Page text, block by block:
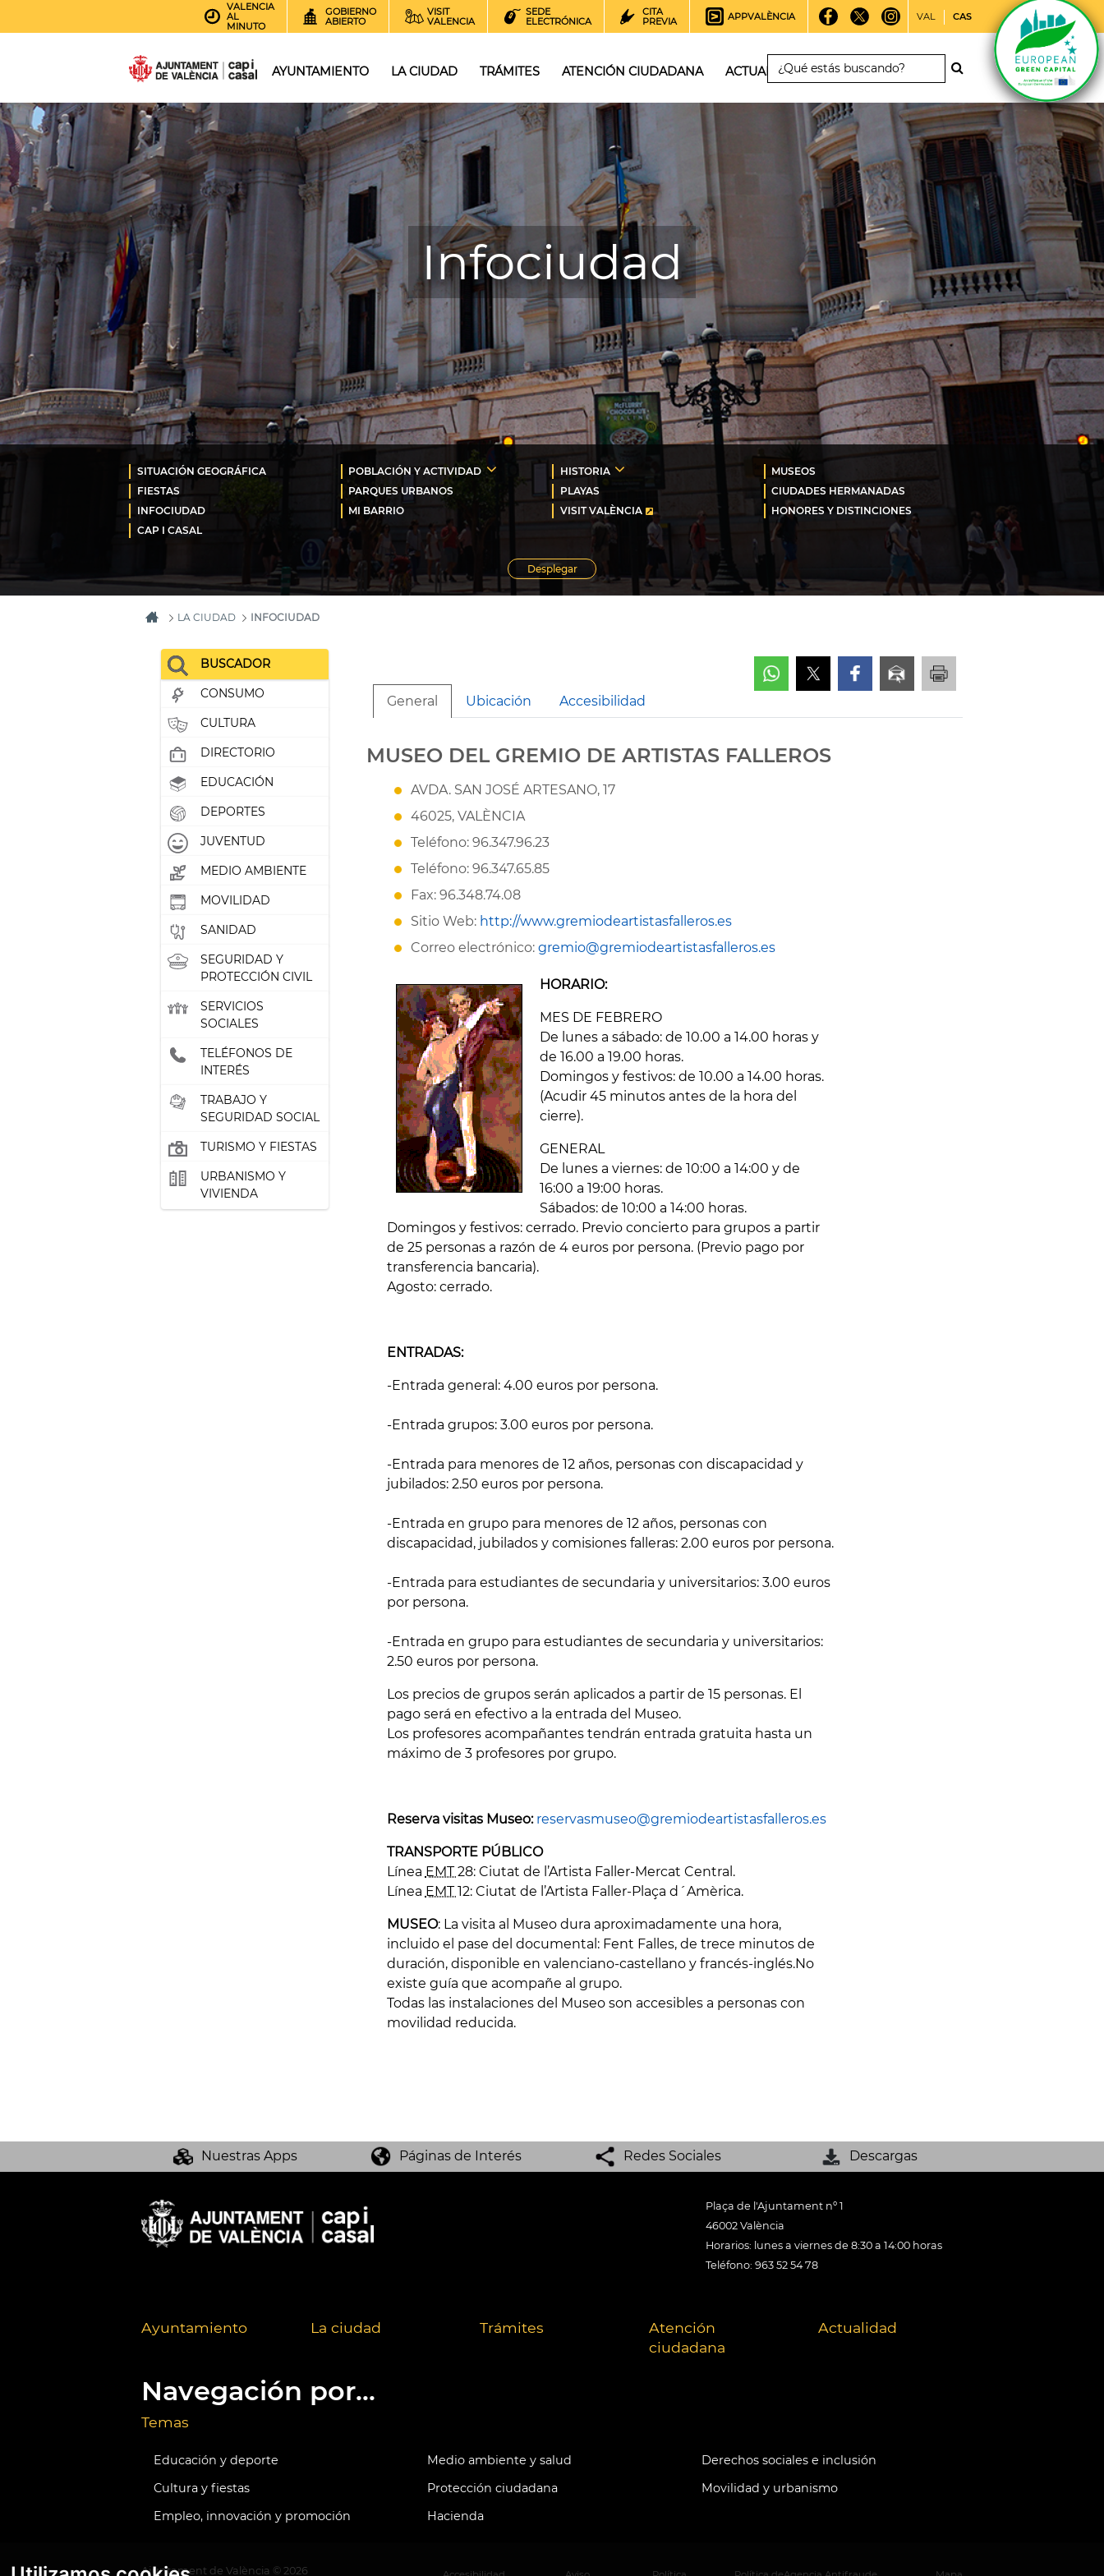
VALENCIA
AL
MINUTO
GOBIERNO
ABIERTO
VISIT
VALENCIA
SEDE
ELECTRÓNICA
CITA
PREVIA
APPVALÈNCIA VAL CAS
AYUNTAMIENTO LA CIUDAD TRÁMITES ATENCIÓN CIUDADANA ACTUALIDAD
Infociudad
SITUACIÓN GEOGRÁFICA POBLACIÓN Y ACTIVIDAD HISTORIA
MUSEOS
FIESTAS
PARQUES URBANOS PLAYAS
CIUDADES HERMANADAS
INFOCIUDAD
MI BARRIO VISIT VALÈNCIA
HONORES Y DISTINCIONES
CAP I CASAL
Desplegar
LA CIUDAD INFOCIUDAD
BUSCADOR
CONSUMO
CULTURA
DIRECTORIO
EDUCACIÓN
DEPORTES
JUVENTUD
MEDIO AMBIENTE
MOVILIDAD
SANIDAD
SEGURIDAD Y
PROTECCIÓN CIVIL
SERVICIOS
SOCIALES
TELÉFONOS DE
INTERÉS
TRABAJO Y
SEGURIDAD SOCIAL
TURISMO Y FIESTAS
URBANISMO Y
VIVIENDA
General Ubicación Accesibilidad
MUSEO DEL GREMIO DE ARTISTAS FALLEROS
AVDA. SAN JOSÉ ARTESANO, 17
46025, VALÈNCIA
Teléfono: 96.347.96.23
Teléfono: 96.347.65.85
Fax: 96.348.74.08
Sitio Web: http://www.gremiodeartistasfalleros.es
Correo electrónico: gremio@gremiodeartistasfalleros.es
HORARIO:
MES DE FEBRERO
De lunes a sábado: de 10.00 a 14.00 horas y
de 16.00 a 19.00 horas.
Domingos y festivos: de 10.00 a 14.00 horas.
(Acudir 45 minutos antes de la hora del
cierre).
GENERAL
De lunes a viernes: de 10:00 a 14:00 y de
16:00 a 19:00 horas.
Sábados: de 10:00 a 14:00 horas.
Domingos y festivos: cerrado. Previo concierto para grupos a partir
de 25 personas a razón de 4 euros por persona. (Previo pago por
transferencia bancaria).
Agosto: cerrado.
ENTRADAS:
-Entrada general: 4.00 euros por persona.
-Entrada grupos: 3.00 euros por persona.
-Entrada para menores de 12 años, personas con discapacidad y
jubilados: 2.50 euros por persona.
-Entrada en grupo para menores de 12 años, personas con
discapacidad, jubilados y comisiones falleras: 2.00 euros por persona.
-Entrada para estudiantes de secundaria y universitarios: 3.00 euros
por persona.
-Entrada en grupo para estudiantes de secundaria y universitarios:
2.50 euros por persona.
Los precios de grupos serán aplicados a partir de 15 personas. El
pago será en efectivo a la entrada del Museo.
Los profesores acompañantes tendrán entrada gratuita hasta un
máximo de 3 profesores por grupo.
Reserva visitas Museo:reservasmuseo@gremiodeartistasfalleros.es
TRANSPORTE PÚBLICO
Línea EMT28: Ciutat de l’Artista Faller-Mercat Central.
Línea EMT12: Ciutat de l’Artista Faller-Plaça d´Amèrica.
MUSEO: La visita al Museo dura aproximadamente una hora,
incluido el pase del documental: Fent Falles, de trece minutos de
duración, disponible en valenciano-castellano y francés-inglés.No
existe guía que acompañe al grupo.
Todas las instalaciones del Museo son accesibles a personas con
movilidad reducida.
Nuestras Apps Páginas de Interés Redes Sociales Descargas
Plaça de l'Ajuntament nº 1
46002 València
Horarios: lunes a viernes de 8:30 a 14:00 horas
Teléfono: 963 52 54 78
Ayuntamiento La ciudad Trámites
Atención
ciudadana
Actualidad
Navegación por...
Temas
Educación y deporte Medio ambiente y salud
Derechos sociales e inclusión
Cultura y fiestas
Protección ciudadana
Movilidad y urbanismo
Empleo, innovación y promoción
Hacienda
Ajuntament de València © 2026